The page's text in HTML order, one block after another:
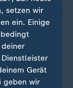
dazu bereit
der Luft
Frankreich
setzen wir
ein. Einige
Gerät
geben wir